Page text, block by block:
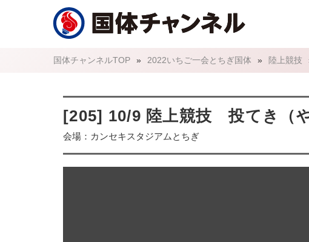
国体チャンネルTOP » 2022いちご一会とちぎ国体 » 陸上競技
[205] 10/9 陸上競技 投てき（
会場：カンセキスタジアムとちぎ